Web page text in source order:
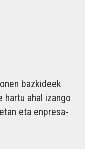
bazkideek
hartu ahal izango
eta enpresa-